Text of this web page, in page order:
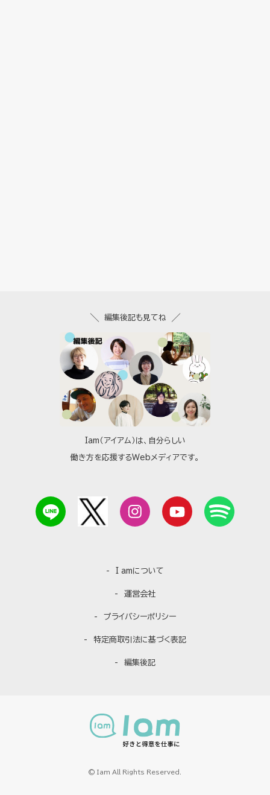
Iam（アイアム）は、自分らしい
働き方を応援するWebメディアです。
I amについて
運営会社
プライバシーポリシー
特定商取引法に基づく表記
編集後記
編集後記も見てね
© Iam All Rights Reserved.